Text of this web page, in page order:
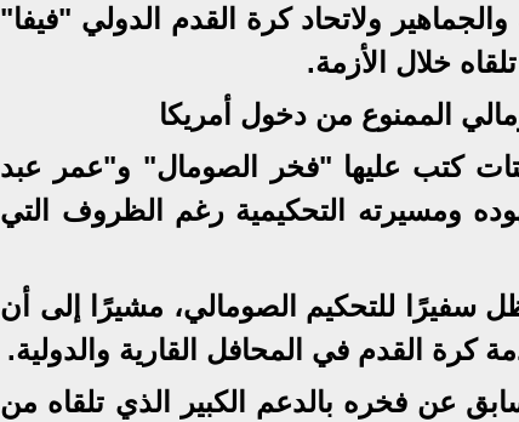
ولاتحاد كرة القدم الدولي "فيفا"
خلال الأزمة.
الممنوع من دخول أمريكا
كتب عليها "فخر الصومال" و"عمر عبد
ومسيرته التحكيمية رغم الظروف التي
سفيرًا للتحكيم الصومالي، مشيرًا إلى أن
كرة القدم في المحافل القارية والدولية.
عن فخره بالدعم الكبير الذي تلقاه من